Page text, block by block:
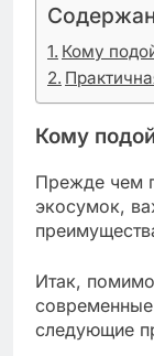
Кому
Кому
Прежде чем
экосумок,
Итак, помимо
следующие